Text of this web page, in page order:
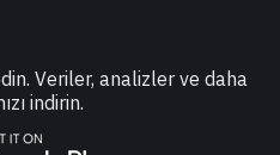
Veriler, analizler ve daha
indirin.